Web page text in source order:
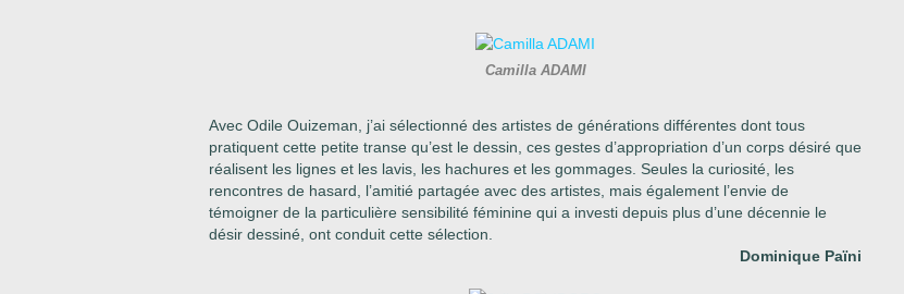
Camilla ADAMI
Avec Odile Ouizeman, j’ai sélectionné des artistes de générations différentes dont tous
pratiquent cette petite transe qu’est le dessin, ces gestes d’appropriation d’un corps désiré que
réalisent les lignes et les lavis, les hachures et les gommages. Seules la curiosité, les
rencontres de hasard, l’amitié partagée avec des artistes, mais également l’envie de
témoigner de la particulière sensibilité féminine qui a investi depuis plus d’une décennie le
désir dessiné, ont conduit cette sélection.
Dominique Païni